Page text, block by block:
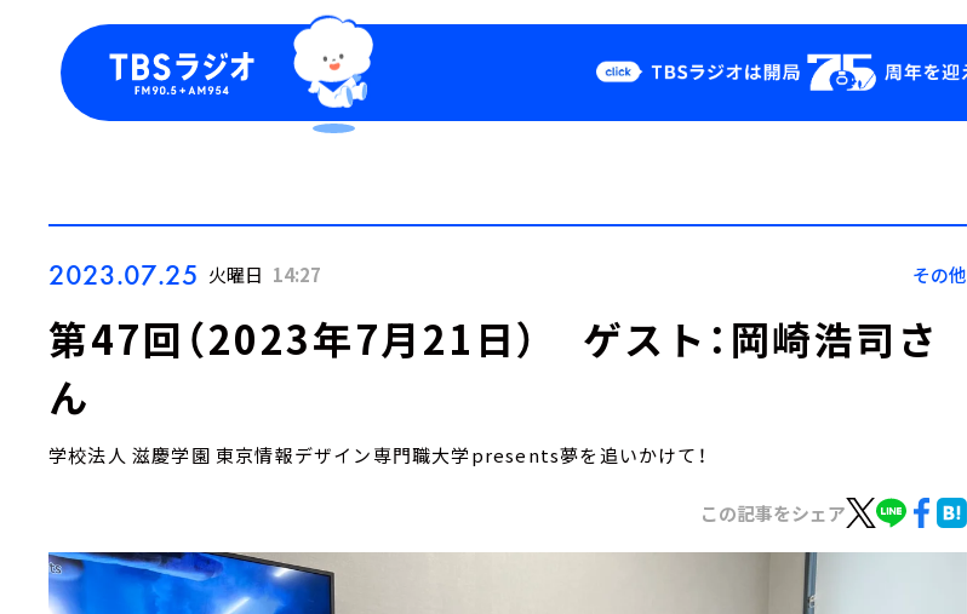
Podcast
YouTube
2023.07.25 火曜日 14:27 その他
第47回（2023年7月21日） ゲスト：岡崎浩司さ
ん
学校法人 滋慶学園 東京情報デザイン専門職大学presents夢を追いかけて！
この記事をシェア